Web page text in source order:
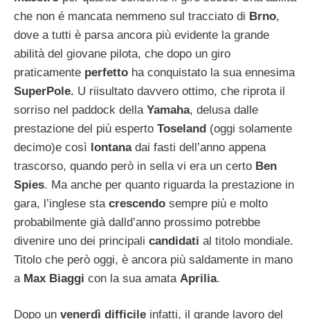
che non é mancata nemmeno sul tracciato di Brno,
dove a tutti è parsa ancora più evidente la grande
abilità del giovane pilota, che dopo un giro
praticamente perfetto ha conquistato la sua ennesima
SuperPole. U riisultato davvero ottimo, che riprota il
sorriso nel paddock della Yamaha, delusa dalle
prestazione del più esperto Toseland (oggi solamente
decimo)e così lontana dai fasti dell’anno appena
trascorso, quando però in sella vi era un certo Ben
Spies. Ma anche per quanto riguarda la prestazione in
gara, l’inglese sta crescendo sempre più e molto
probabilmente già dalld’anno prossimo potrebbe
divenire uno dei principali candidati al titolo mondiale.
Titolo che però oggi, è ancora più saldamente in mano
a Max Biaggi con la sua amata Aprilia.
Dopo un venerdì difficile infatti, il grande lavoro del